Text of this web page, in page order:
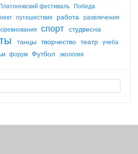
фестиваль Победа
путешествия работа развлечения
спорт студвесна
танцы творчество театр учеба
форум Футбол экология